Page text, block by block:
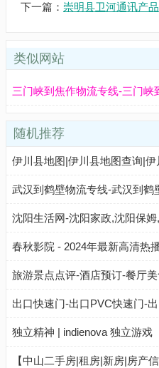
下一篇： 崇明县卫河通讯产
类似网站
随机推荐
旅游景点点评-酒店预订-餐厅
出口快速门-出口PVC快速门-
独立精神 | indienova 独立游戏
【中山二手房|租房|新房|房产